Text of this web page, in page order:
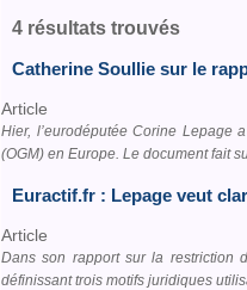
4 résultats trouvés
Catherine Soullie sur le
Article
Hier, l’eurodéputée Corine Lepage
(OGM) en Europe. Le document fait
Euractif.fr : Lepage veut
Article
Dans son rapport sur la restriction
définissant trois motifs juridiques